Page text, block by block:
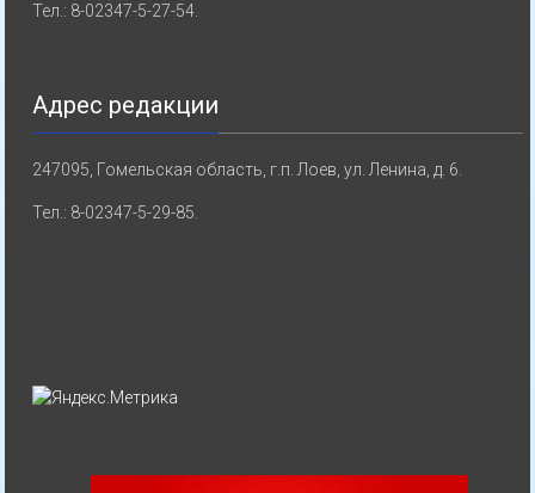
Тел.: 8-02347-5-27-54.
Адрес редакции
247095, Гомельская область, г.п. Лоев, ул. Ленина, д. 6.
Тел.: 8-02347-5-29-85.